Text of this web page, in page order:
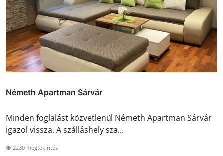
Németh Apartman Sárvár
Minden foglalást közvetlenül Németh Apartman Sárvár
igazol vissza. A szálláshely sza...
2230 megtekintés